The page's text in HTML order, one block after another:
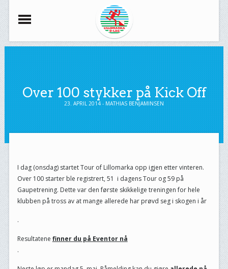
Over 100 stykker på Kick Off
23. APRIL 2014 - MATHIAS BENJAMINSEN
I dag (onsdag) startet Tour of Lillomarka opp igjen etter vinteren.
Over 100 starter ble registrert, 51 i dagens Tour og 59 på
Gaupetrening. Dette var den første skikkelige treningen for hele
klubben på tross av at mange allerede har prøvd seg i skogen i år
.
Resultatene finner du på Eventor nå
.